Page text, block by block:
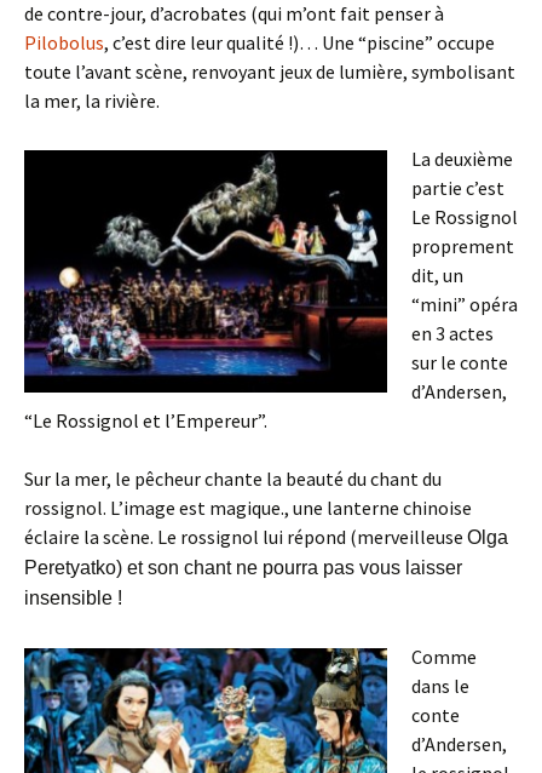
de contre-jour, d’acrobates (qui m’ont fait penser à
Pilobolus, c’est dire leur qualité !)… Une “piscine” occupe
toute l’avant scène, renvoyant jeux de lumière, symbolisant
la mer, la rivière.
La deuxième
partie c’est
Le Rossignol
proprement
dit, un
“mini” opéra
en 3 actes
sur le conte
d’Andersen,
“Le Rossignol et l’Empereur”.
Sur la mer, le pêcheur chante la beauté du chant du
rossignol. L’image est magique., une lanterne chinoise
éclaire la scène. Le rossignol lui répond (merveilleuse Olga
Peretyatko) et son chant ne pourra pas vous laisser
insensible !
Comme
dans le
conte
d’Andersen,